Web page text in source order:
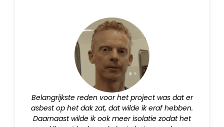
Belangrijkste reden voor het project was dat er
asbest op het dak zat, dat wilde ik eraf hebben.
Daarnaast wilde ik ook meer isolatie zodat het